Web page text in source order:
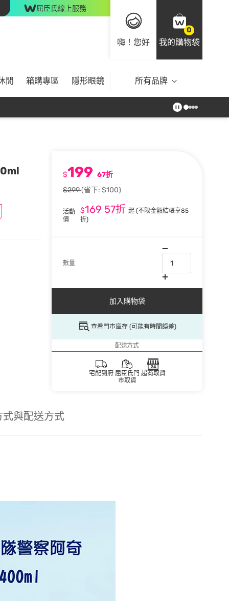
屈臣氏線上服務
嗨！您好
0
我的購物袋
閒 箱購專區 隱形眼鏡 所有品牌
$199 67折
$299(省下: $100)
活動
價
$169 57折起(不限金額結帳享85
折)
數量
加入購物袋
查看門市庫存 (可能有時間誤差)
配送方式
宅配到府 屈臣氏門
市取貨
超商取貨
式與配送方式